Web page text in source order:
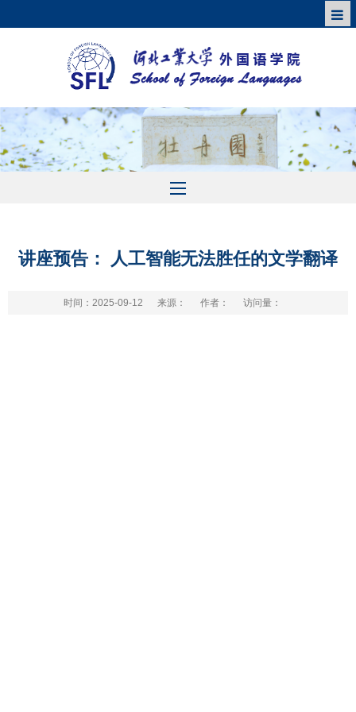
讲座预告： 人工智能无法胜任的文学翻译
时间：2025-09-12 来源： 作者： 访问量：